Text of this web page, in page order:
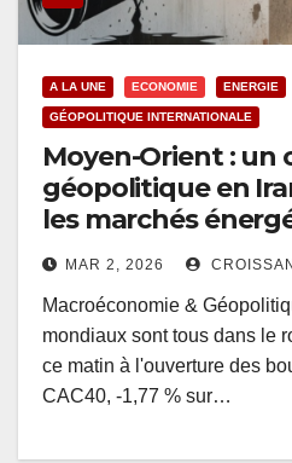
A LA UNE ECONOMIE ENERGIE
GÉOPOLITIQUE INTERNATIONALE
Moyen-Orient : un
géopolitique en
les marchés
MAR 2, 2026
Macroéconomie &
mondiaux sont tous dans le
ce matin à l'ouverture des
CAC40, -1,77 % sur…